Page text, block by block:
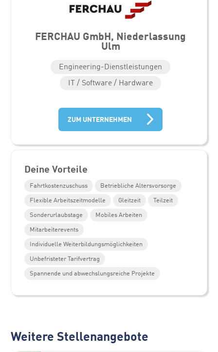
FERCHAU GmbH, Niederlassung
Ulm
Engineering-Dienstleistungen
IT / Software / Hardware
ZUM UNTERNEHMEN
Deine Vorteile
Fahrtkostenzuschuss
Betriebliche Altersvorsorge
Flexible Arbeitszeitmodelle
Gleitzeit
Teilzeit
Sonderurlaubstage
Mobiles Arbeiten
Mitarbeiterevents
Individuelle Weiterbildungsmöglichkeiten
Unbefristeter Tarifvertrag
Spannende und abwechslungsreiche Projekte
Weitere Stellenangebote